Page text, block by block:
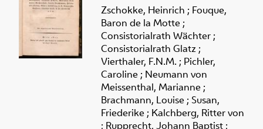
Zschokke, Heinrich ; Fouque,
Baron de la Motte ;
Consistorialrath Wächter ;
Consistorialrath Glatz ;
Vierthaler, F.N.M. ; Pichler,
Caroline ; Neumann von
Meissenthal, Marianne ;
Brachmann, Louise ; Susan,
Friederike ; Kalchberg, Ritter von
; Rupprecht, Johann Baptist ;